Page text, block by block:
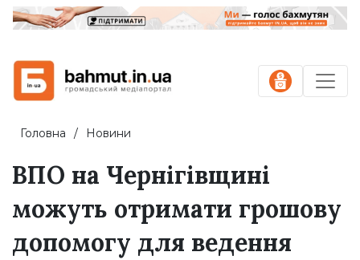
Головна Новини
ВПО на Чернігівщині
можуть отримати грошову
допомогу для ведення